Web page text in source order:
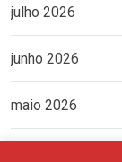
julho 2026
junho 2026
maio 2026